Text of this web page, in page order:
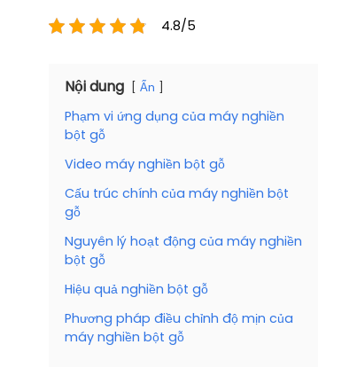
4.8/5
Nội dung Ẩn
Phạm vi ứng dụng của máy nghiền
bột gỗ
Video máy nghiền bột gỗ
Cấu trúc chính của máy nghiền bột
gỗ
Nguyên lý hoạt động của máy nghiền
bột gỗ
Hiệu quả nghiền bột gỗ
Phương pháp điều chỉnh độ mịn của
máy nghiền bột gỗ